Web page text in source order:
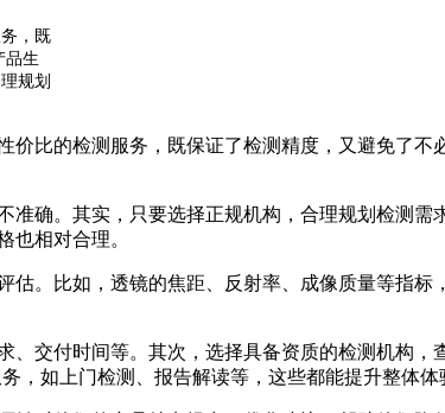
，既
品生
规划
比的检测服务，既保证了检测精度，又避免了不
确。其实，只要选择正规机构，合理规划检测需
也相对合理。
。比如，透镜的焦距、反射率、成像质量等指标
交付时间等。其次，选择具备资质的检测机构，
如上门检测、报告解读等，这些都能提升整体体